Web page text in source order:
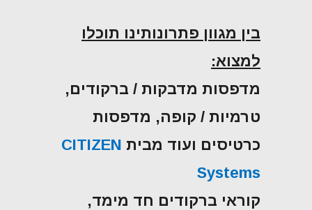
בין מגוון פתרונותינו תוכלו
למצוא:
מדפסות מדבקות / ברקודים,
טרמיות / קופה, מדפסות
כרטיסים ועוד מבית CITIZEN
Systems
קוראי ברקודים חד מימד,